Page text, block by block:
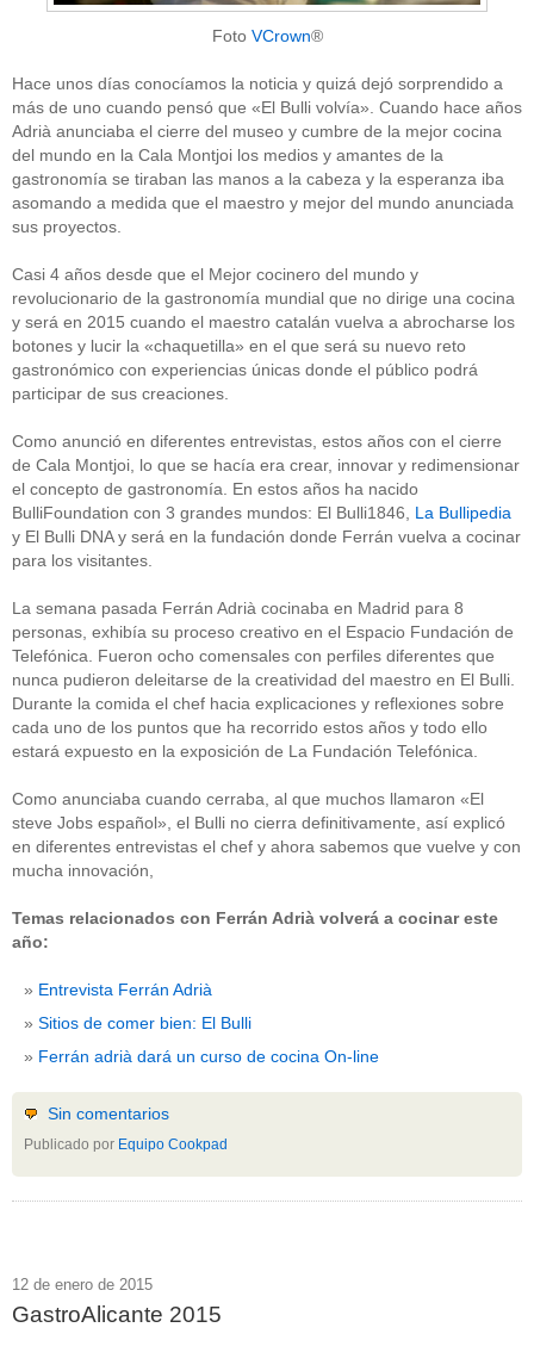
Foto VCrown®
Hace unos días conocíamos la noticia y quizá dejó sorprendido a
más de uno cuando pensó que «El Bulli volvía». Cuando hace años
Adrià anunciaba el cierre del museo y cumbre de la mejor cocina
del mundo en la Cala Montjoi los medios y amantes de la
gastronomía se tiraban las manos a la cabeza y la esperanza iba
asomando a medida que el maestro y mejor del mundo anunciada
sus proyectos.
Casi 4 años desde que el Mejor cocinero del mundo y
revolucionario de la gastronomía mundial que no dirige una cocina
y será en 2015 cuando el maestro catalán vuelva a abrocharse los
botones y lucir la «chaquetilla» en el que será su nuevo reto
gastronómico con experiencias únicas donde el público podrá
participar de sus creaciones.
Como anunció en diferentes entrevistas, estos años con el cierre
de Cala Montjoi, lo que se hacía era crear, innovar y redimensionar
el concepto de gastronomía. En estos años ha nacido
BulliFoundation con 3 grandes mundos: El Bulli1846, La Bullipedia
y El Bulli DNA y será en la fundación donde Ferrán vuelva a cocinar
para los visitantes.
La semana pasada Ferrán Adrià cocinaba en Madrid para 8
personas, exhibía su proceso creativo en el Espacio Fundación de
Telefónica. Fueron ocho comensales con perfiles diferentes que
nunca pudieron deleitarse de la creatividad del maestro en El Bulli.
Durante la comida el chef hacia explicaciones y reflexiones sobre
cada uno de los puntos que ha recorrido estos años y todo ello
estará expuesto en la exposición de La Fundación Telefónica.
Como anunciaba cuando cerraba, al que muchos llamaron «El
steve Jobs español», el Bulli no cierra definitivamente, así explicó
en diferentes entrevistas el chef y ahora sabemos que vuelve y con
mucha innovación,
Temas relacionados con Ferrán Adrià volverá a cocinar este
año:
Entrevista Ferrán Adrià
Sitios de comer bien: El Bulli
Ferrán adrià dará un curso de cocina On-line
Sin comentarios
Publicado por Equipo Cookpad
12 de enero de 2015
GastroAlicante 2015